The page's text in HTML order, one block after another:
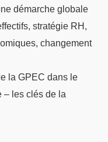
démarche globale
stratégie RH,
changement
la GPEC dans le
– les clés de la